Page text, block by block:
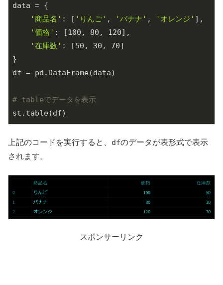
data = {
'商品名' : [ 'りんご' , 'バナナ' , 'オレンジ' ],
'価格' : [100 , 80 , 120],
'在庫数' : [50 , 30 , 70]
}
df = pd.DataFrame(data)
# tableでデータを表示
上記のコードを実行すると、 dfのデータが表形式で表示
されます。
スポンサーリンク